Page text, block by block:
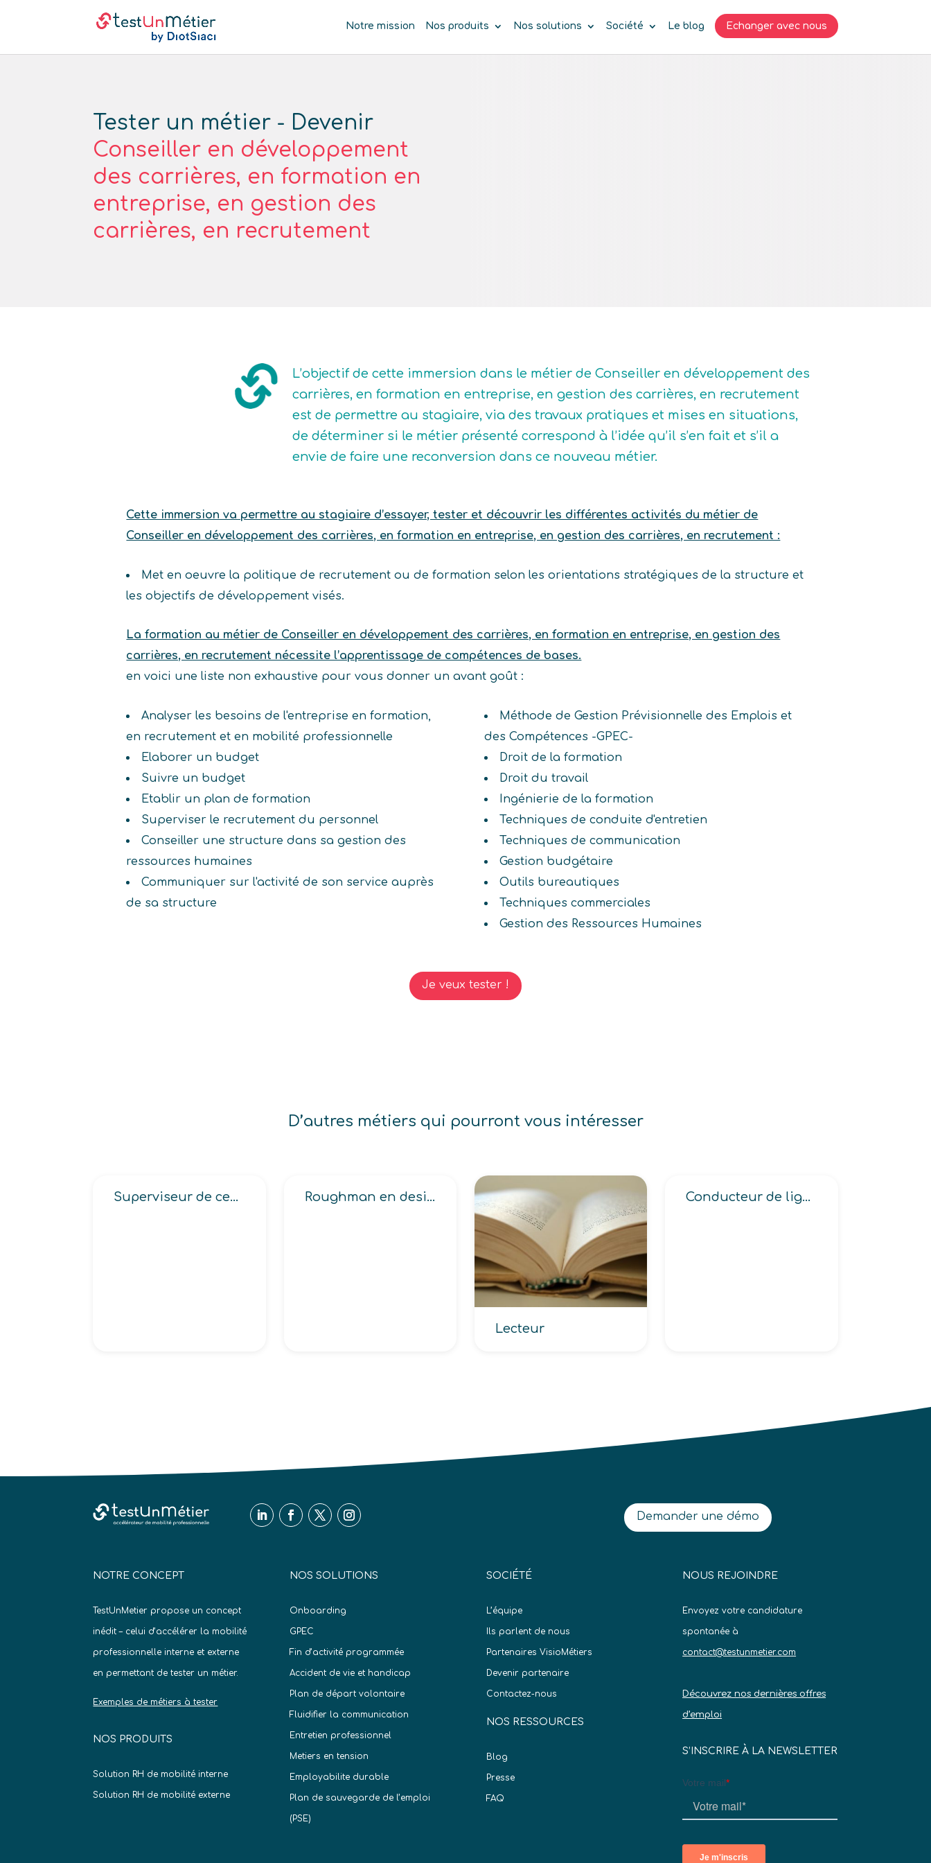
Notre mission Nos produits Nos solutions Société Le blog Echanger avec nous
Tester un métier - Devenir
Conseiller en développement
des carrières, en formation en
entreprise, en gestion des
carrières, en recrutement
L’objectif de cette immersion dans le métier de Conseiller en développement des
carrières, en formation en entreprise, en gestion des carrières, en recrutement
est de permettre au stagiaire, via des travaux pratiques et mises en situations,
de déterminer si le métier présenté correspond à l’idée qu’il s’en fait et s’il a
envie de faire une reconversion dans ce nouveau métier.
Cette immersion va permettre au stagiaire d’essayer, tester et découvrir les différentes activités du métier de
Conseiller en développement des carrières, en formation en entreprise, en gestion des carrières, en recrutement :
Met en oeuvre la politique de recrutement ou de formation selon les orientations stratégiques de la structure et
les objectifs de développement visés.
La formation au métier de Conseiller en développement des carrières, en formation en entreprise, en gestion des
carrières, en recrutement nécessite l’apprentissage de compétences de bases.
en voici une liste non exhaustive pour vous donner un avant goût :
Analyser les besoins de l'entreprise en formation,
en recrutement et en mobilité professionnelle
Elaborer un budget
Suivre un budget
Etablir un plan de formation
Superviser le recrutement du personnel
Conseiller une structure dans sa gestion des
ressources humaines
Communiquer sur l'activité de son service auprès
de sa structure
Méthode de Gestion Prévisionnelle des Emplois et
des Compétences -GPEC-
Droit de la formation
Droit du travail
Ingénierie de la formation
Techniques de conduite d'entretien
Techniques de communication
Gestion budgétaire
Outils bureautiques
Techniques commerciales
Gestion des Ressources Humaines
Je veux tester !
D’autres métiers qui pourront vous intéresser
Superviseur de centre d’appels Roughman en design
Lecteur
Conducteur de ligne de production, fabrication en industrie alimentaire
Demander une démo
NOTRE CONCEPT
TestUnMetier propose un concept
inédit – celui d’accélérer la mobilité
professionnelle interne et externe
en permettant de tester un métier.
Exemples de métiers à tester
NOS PRODUITS
Solution RH de mobilité interne
Solution RH de mobilité externe
NOS SOLUTIONS
Onboarding
GPEC
Fin d’activité programmée
Accident de vie et handicap
Plan de départ volontaire
Fluidifier la communication
Entretien professionnel
Metiers en tension
Employabilite durable
Plan de sauvegarde de l’emploi
(PSE)
SOCIÉTÉ
L’équipe
Ils parlent de nous
Partenaires VisioMétiers
Devenir partenaire
Contactez-nous
NOS RESSOURCES
Blog
Presse
FAQ
NOUS REJOINDRE
Envoyez votre candidature
spontanée à
contact@testunmetier.com
Découvrez nos dernières offres
d’emploi
S’INSCRIRE À LA NEWSLETTER